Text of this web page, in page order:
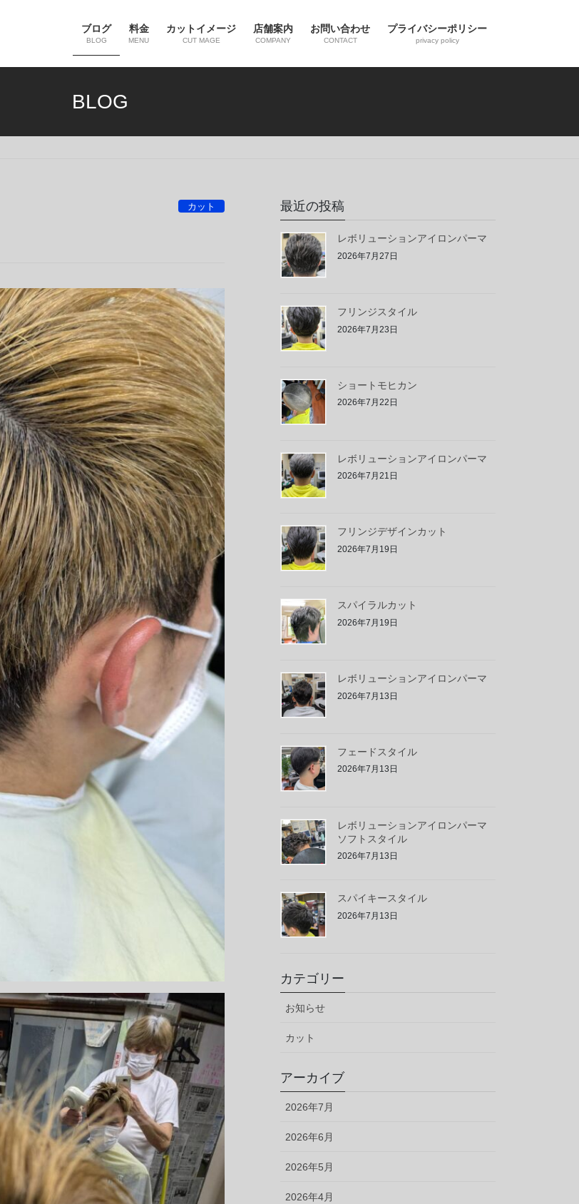
ブログ
BLOG
料金
MENU
カットイメージ
CUT MAGE
店舗案内
COMPANY
お問い合わせ
CONTACT
プライバシーポリシー
privacy policy
BLOG
カット 最近の投稿
レボリューションアイロンパーマ
2026年7月27日
フリンジスタイル
2026年7月23日
ショートモヒカン
2026年7月22日
レボリューションアイロンパーマ
2026年7月21日
フリンジデザインカット
2026年7月19日
スパイラルカット
2026年7月19日
レボリューションアイロンパーマ
2026年7月13日
フェードスタイル
2026年7月13日
レボリューションアイロンパーマ
ソフトスタイル
2026年7月13日
スパイキースタイル
2026年7月13日
カテゴリー
お知らせ
カット
アーカイブ
2026年7月
2026年6月
2026年5月
2026年4月